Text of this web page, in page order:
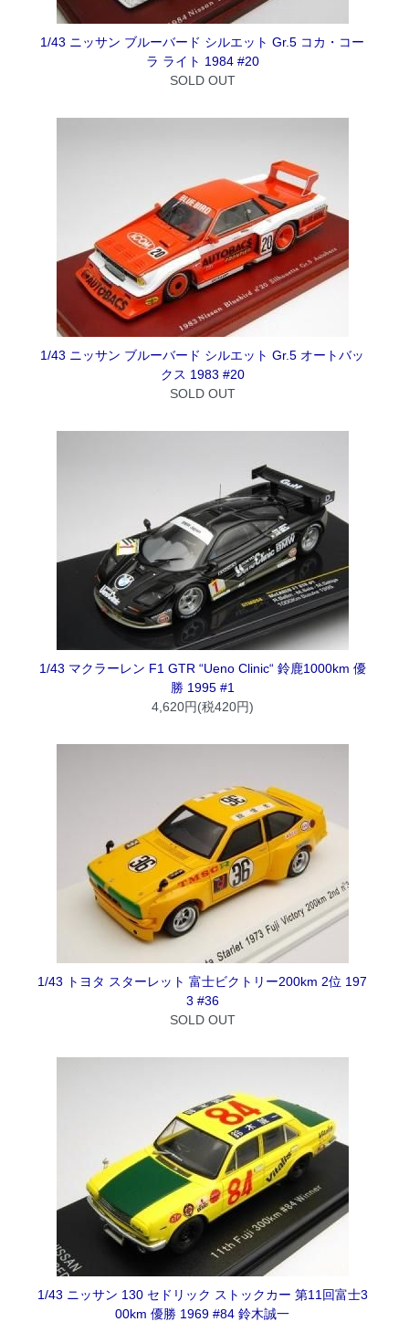
1/43 ニッサン ブルーバード シルエット Gr.5 コカ・コー
ラ ライト 1984 #20
SOLD OUT
1/43 ニッサン ブルーバード シルエット Gr.5 オートバッ
クス 1983 #20
SOLD OUT
1/43 マクラーレン F1 GTR “Ueno Clinic“ 鈴鹿1000km 優
勝 1995 #1
4,620円(税420円)
1/43 トヨタ スターレット 富士ビクトリー200km 2位 197
3 #36
SOLD OUT
1/43 ニッサン 130 セドリック ストックカー 第11回富士3
00km 優勝 1969 #84 鈴木誠一